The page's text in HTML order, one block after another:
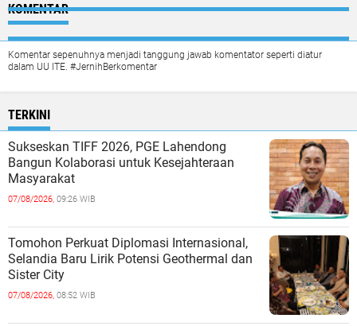
KOMENTAR
Komentar sepenuhnya menjadi tanggung jawab komentator seperti diatur
dalam UU ITE. #JernihBerkomentar
TERKINI
Sukseskan TIFF 2026, PGE Lahendong
Bangun Kolaborasi untuk Kesejahteraan
Masyarakat
07/08/2026, 09:26 WIB
Tomohon Perkuat Diplomasi Internasional,
Selandia Baru Lirik Potensi Geothermal dan
Sister City
07/08/2026, 08:52 WIB